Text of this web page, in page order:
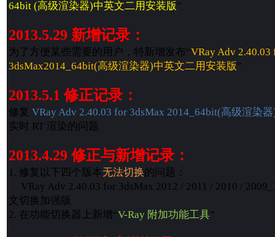
64bit (高级渲染器)中英文二用安装版”
2013.5.29 新增记录：
为了方便某些需要的用户，特新增发布“VRay Adv 2.40.03
3dsMax2014_64bit(高级渲染器)中英文二用安装版”
2013.5.1 修正记录：
修复 VRay Adv 2.40.03 for 3dsMax 2014_64bit(高级渲染
实时 RT 渲染的问题
2013.4.29 修正与新增记录：
1. 修复以下四个版本无法切换的问题：
VRay Adv 2.40.03 for 3dsMax 2012 / 2011 / 2010 /
文切换加强版
2. 在功能切换器上新增“V-Ray 附加功能工具”